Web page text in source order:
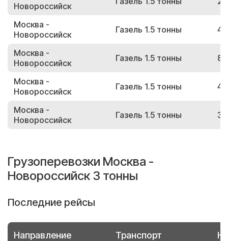
Новороссийск
Москва -
Новороссийск
Газель 1.5 тонны
Москва -
Новороссийск
Газель 1.5 тонны
Москва -
Новороссийск
Газель 1.5 тонны
Москва -
Новороссийск
Газель 1.5 тонны
Грузоперевозки Москва -
Новороссийск 3 тонны
Последние рейсы
Направление Транспорт